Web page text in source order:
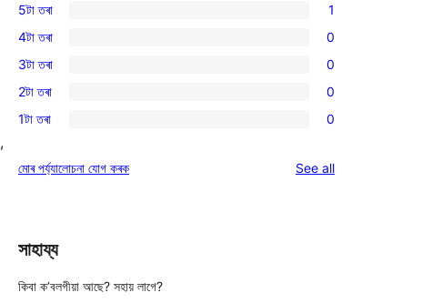
1
5-
star
review
5টা তৰা 1
0
4-
star
reviews
4টা তৰা 0
0
3-
star
3টা তৰা 0
0
2-
reviews
2টা তৰা 0
0
star
1টা তৰা 0
মোৰ পৰ্য্যালোচনা যোগ কৰক See allreviews
সাহায্য
কিবা ক’বলগীয়া আছে? সহায় লাগে?